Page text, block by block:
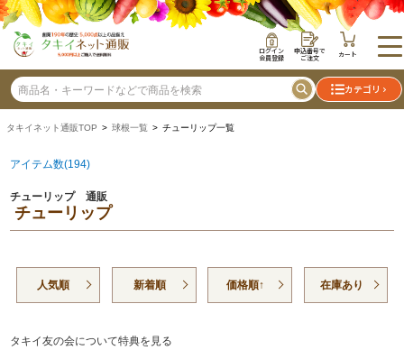
ログイン
会員登録
申込番号で
ご注文 カート
カテゴリ
タキイネット通販TOP > 球根一覧 > チューリップ一覧
アイテム数(194)
チューリップ 通販
チューリップ
人気順 新着順 価格順↑ 在庫あり
タキイ友の会について特典を見る